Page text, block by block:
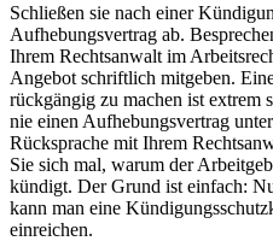
Schließen sie nach einer
Aufhebungsvertrag ab.
Ihrem Rechtsanwalt im
Angebot schriftlich mitgeben.
rückgängig zu machen ist extrem
nie einen Aufhebungsvertrag
Rücksprache mit Ihrem
Sie sich mal, warum der
kündigt. Der Grund ist einfach:
kann man eine
einreichen.